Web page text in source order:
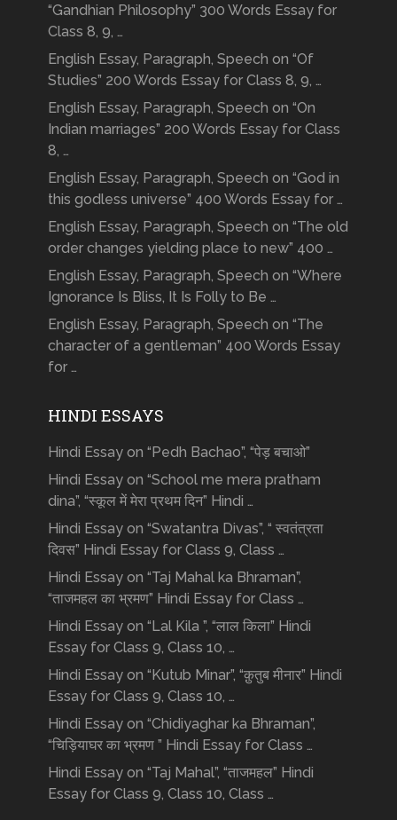
“Gandhian Philosophy” 300 Words Essay for
Class 8, 9, …
English Essay, Paragraph, Speech on “Of
Studies” 200 Words Essay for Class 8, 9, …
English Essay, Paragraph, Speech on “On
Indian marriages” 200 Words Essay for Class
8, …
English Essay, Paragraph, Speech on “God in
this godless universe” 400 Words Essay for …
English Essay, Paragraph, Speech on “The old
order changes yielding place to new” 400 …
English Essay, Paragraph, Speech on “Where
Ignorance Is Bliss, It Is Folly to Be …
English Essay, Paragraph, Speech on “The
character of a gentleman” 400 Words Essay
for …
HINDI ESSAYS
Hindi Essay on “Pedh Bachao”, “पेड़ बचाओ”
Hindi Essay on “School me mera pratham
dina”, “स्कूल में मेरा प्रथम दिन” Hindi …
Hindi Essay on “Swatantra Divas”, “ स्वतंत्रता
दिवस” Hindi Essay for Class 9, Class …
Hindi Essay on “Taj Mahal ka Bhraman”,
“ताजमहल का भ्रमण” Hindi Essay for Class …
Hindi Essay on “Lal Kila ”, “लाल किला” Hindi
Essay for Class 9, Class 10, …
Hindi Essay on “Kutub Minar”, “क़ुतुब मीनार” Hindi
Essay for Class 9, Class 10, …
Hindi Essay on “Chidiyaghar ka Bhraman”,
“चिड़ियाघर का भ्रमण ” Hindi Essay for Class …
Hindi Essay on “Taj Mahal”, “ताजमहल” Hindi
Essay for Class 9, Class 10, Class …